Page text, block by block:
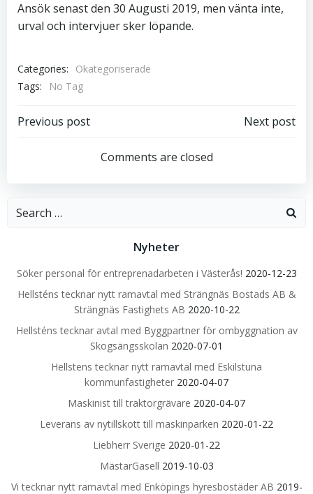
Ansök senast den 30 Augusti 2019, men vänta inte,
urval och intervjuer sker löpande.
Categories:
Okategoriserade
Tags:
No Tag
Inläggsnavigering
Previous post Next post
Comments are closed
Search
Nyheter
Söker personal för entreprenadarbeten i Västerås! 2020-12-23
Hellsténs tecknar nytt ramavtal med Strängnäs Bostads AB &
Strängnäs Fastighets AB 2020-10-22
Hellsténs tecknar avtal med Byggpartner för ombyggnation av
Skogsängsskolan 2020-07-01
Hellstens tecknar nytt ramavtal med Eskilstuna
kommunfastigheter 2020-04-07
Maskinist till traktorgrävare 2020-04-07
Leverans av nytillskott till maskinparken 2020-01-22
Liebherr Sverige 2020-01-22
MästarGasell 2019-10-03
Vi tecknar nytt ramavtal med Enköpings hyresbostäder AB 2019-